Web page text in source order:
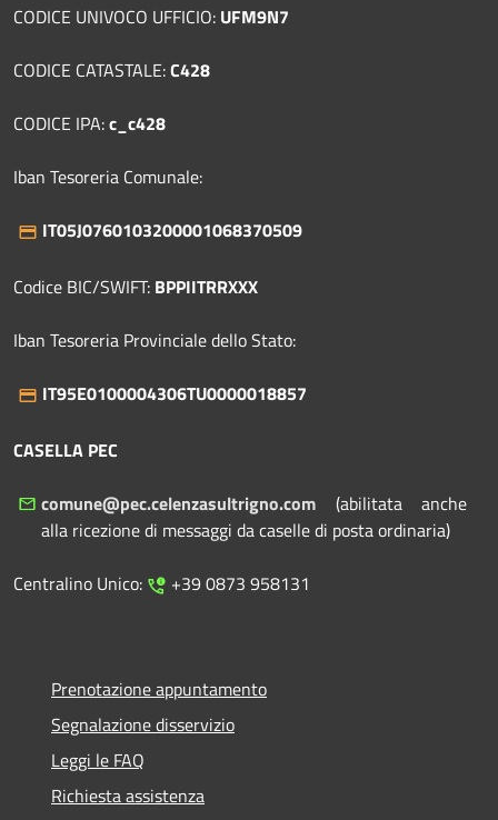
CODICE UNIVOCO UFFICIO: UFM9N7
CODICE CATASTALE:C428
CODICE IPA:c_c428
Iban Tesoreria Comunale:
IT05J0760103200001068370509
Codice BIC/SWIFT: BPPIITRRXXX
Iban Tesoreria Provinciale dello Stato:
IT95E0100004306TU0000018857
CASELLA PEC
comune@pec.celenzasultrigno.com (abilitata anche
alla ricezione di messaggi da caselle di posta ordinaria)
Centralino Unico:
+39 0873 958131
Prenotazione appuntamento
Segnalazione disservizio
Leggi le FAQ
Richiesta assistenza